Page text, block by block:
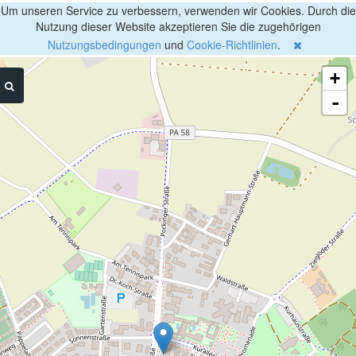
Um unseren Service zu verbessern, verwenden wir Cookies. Durch die
Nutzung dieser Website akzeptieren Sie die zugehörigen
Nutzungsbedingungen und Cookie-Richtlinien.
+
-